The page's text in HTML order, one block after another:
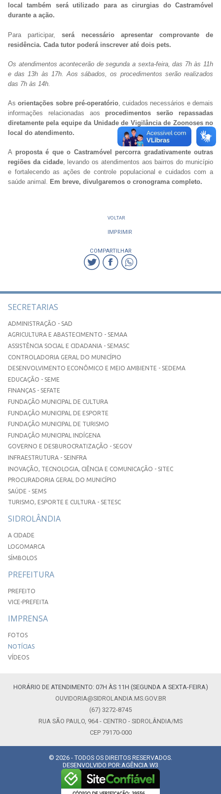
local também será utilizado para as cirurgias do Castramóvel
durante a ação.
Para participar,será necessário apresentar comprovante de
residência. Cada tutor poderá inscrever até dois pets.
Os atendimentos acontecerão de segunda a sexta-feira, das 7h às 11h
e das 13h às 17h. Aos sábados, os procedimentos serão realizados
das 7h às 14h.
Asorientações sobre pré-operatório, cuidados necessários e demais
informações relacionadas aos procedimentos serão repassadas
diretamente pela equipe da Unidade de Vigilância de Zoonoses no
local do atendimento.
A proposta é que o Castramóvel percorra gradativamente outras
regiões da cidade, levando os atendimentos aos bairros do município
e fortalecendo as ações de controle populacional e cuidados com a
saúde animal. Em breve, divulgaremos o cronograma completo.
VOLTAR
IMPRIMIR
COMPARTILHAR
SECRETARIAS
ADMINISTRAÇÃO - SAD
AGRICULTURA E ABASTECIMENTO - SEMAA
ASSISTÊNCIA SOCIAL E CIDADANIA - SEMASC
CONTROLADORIA GERAL DO MUNICÍPIO
DESENVOLVIMENTO ECONÔMICO E MEIO AMBIENTE - SEDEMA
EDUCAÇÃO - SEME
FINANÇAS - SEFATE
FUNDAÇÃO MUNICIPAL DE CULTURA
FUNDAÇÃO MUNICIPAL DE ESPORTE
FUNDAÇÃO MUNICIPAL DE TURISMO
FUNDAÇÃO MUNICIPAL INDÍGENA
GOVERNO E DESBUROCRATIZAÇÃO - SEGOV
INFRAESTRUTURA - SEINFRA
INOVAÇÃO, TECNOLOGIA, CIÊNCIA E COMUNICAÇÃO - SITEC
PROCURADORIA GERAL DO MUNICÍPIO
SAÚDE - SEMS
TURISMO, ESPORTE E CULTURA - SETESC
SIDROLÂNDIA
A CIDADE
LOGOMARCA
SÍMBOLOS
PREFEITURA
PREFEITO
VICE-PREFEITA
IMPRENSA
FOTOS
NOTÍCIAS
VÍDEOS
HORÁRIO DE ATENDIMENTO: 07H ÀS 11H (SEGUNDA A SEXTA-FEIRA)
OUVIDORIA@SIDROLANDIA.MS.GOV.BR
(67) 3272-8745
RUA SÃO PAULO, 964 - CENTRO - SIDROLÂNDIA/MS
CEP 79170-000
© 2026 - TODOS OS DIREITOS RESERVADOS.
DESENVOLVIDO POR:AGÊNCIA W3